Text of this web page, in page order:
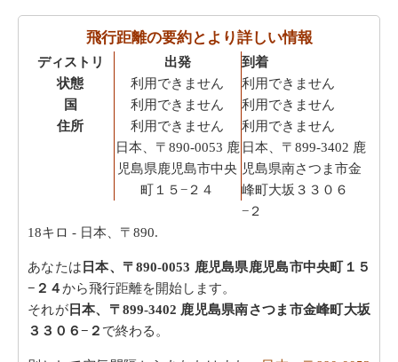
飛行距離の要約とより詳しい情報
ディストリ
状態
国
住所
出発
利用できません
利用できません
利用できません
日本、〒890-0053 鹿
児島県鹿児島市中央
町１５−２４
到着
利用できません
利用できません
利用できません
日本、〒899-3402 鹿
児島県南さつま市金
峰町大坂３３０６
−２
18キロ - 日本、〒890.
あなたは 日本、〒890-0053 鹿児島県鹿児島市中央町１５
−２４から飛行距離を開始します。
それが日本、〒899-3402 鹿児島県南さつま市金峰町大坂
３３０６−２ で終わる。